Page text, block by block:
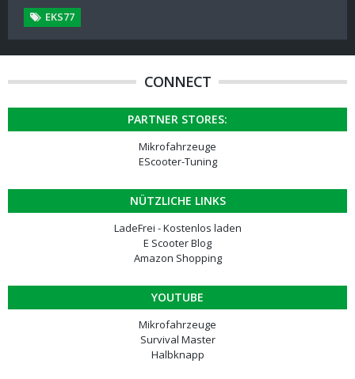
EKS77
CONNECT
PARTNER STORES:
Mikrofahrzeuge
EScooter-Tuning
NÜTZLICHE LINKS
LadeFrei - Kostenlos laden
E Scooter Blog
Amazon Shopping
YOUTUBE
Mikrofahrzeuge
Survival Master
Halbknapp